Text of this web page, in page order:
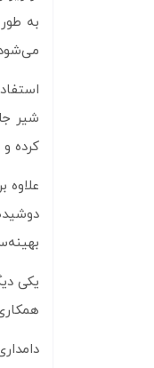
به
می‌شود
شیر
کرده
علاوه
یکی